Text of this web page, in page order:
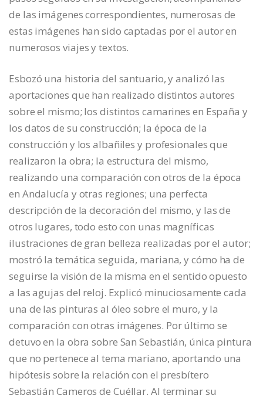
de las imágenes correspondientes, numerosas de
estas imágenes han sido captadas por el autor en
numerosos viajes y textos.
Esbozó una historia del santuario, y analizó las
aportaciones que han realizado distintos autores
sobre el mismo; los distintos camarines en España y
los datos de su construcción; la época de la
construcción y los albañiles y profesionales que
realizaron la obra; la estructura del mismo,
realizando una comparación con otros de la época
en Andalucía y otras regiones; una perfecta
descripción de la decoración del mismo, y las de
otros lugares, todo esto con unas magníficas
ilustraciones de gran belleza realizadas por el autor;
mostró la temática seguida, mariana, y cómo ha de
seguirse la visión de la misma en el sentido opuesto
a las agujas del reloj. Explicó minuciosamente cada
una de las pinturas al óleo sobre el muro, y la
comparación con otras imágenes. Por último se
detuvo en la obra sobre San Sebastián, única pintura
que no pertenece al tema mariano, aportando una
hipótesis sobre la relación con el presbítero
Sebastián Cameros de Cuéllar. Al terminar su